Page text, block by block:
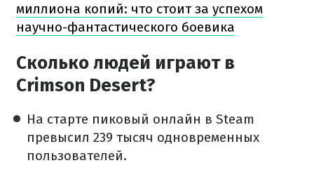
миллиона копий: что стоит за успехом
научно-фантастического боевика
Сколько людей играют в
Crimson Desert?
На старте пиковый онлайн в Steam
превысил 239 тысяч одновременных
пользователей.